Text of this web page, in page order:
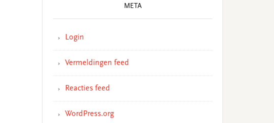
META
Login
Vermeldingen feed
Reacties feed
WordPress.org